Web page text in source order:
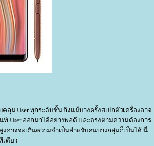
ลุม User ทุกระดับชั้น ถึงแม้บางครั้งสเปกตัวเครื่องอาจ
User ออกมาได้อย่างพอดี และตรงตามความต้องการ
อาจจะเกินความจำเป็นสำหรับคนบางกลุ่มก็เป็นได้ นี่
เดียว